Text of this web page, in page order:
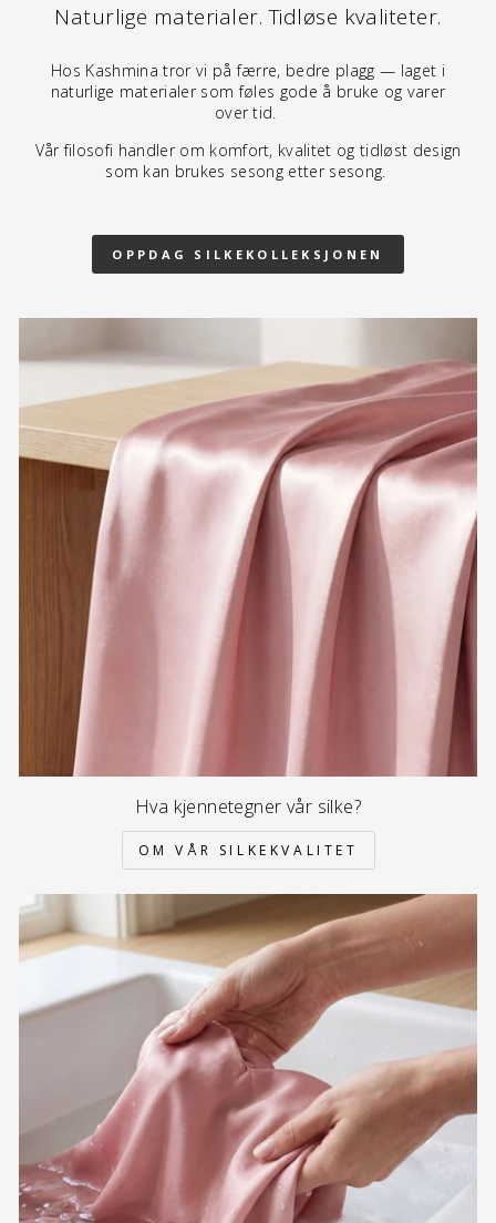
Naturlige materialer. Tidløse kvaliteter.
Hos Kashmina tror vi på færre, bedre plagg — laget i
naturlige materialer som føles gode å bruke og varer
over tid.
Vår filosofi handler om komfort, kvalitet og tidløst design
som kan brukes sesong etter sesong.
OPPDAG SILKEKOLLEKSJONEN
Hva kjennetegner vår silke?
OM VÅR SILKEKVALITET